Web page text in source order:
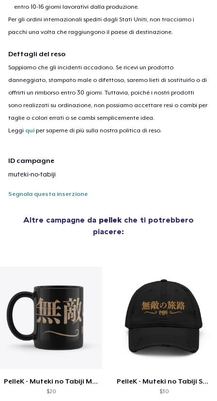
entro 10-16 giorni lavorativi dalla produzione.
Per gli ordini internazionali spediti dagli Stati Uniti, non tracciamo i
pacchi una volta che raggiungono il paese di destinazione.
Dettagli del reso
Sappiamo che gli incidenti accadono. Se ricevi un prodotto
danneggiato, stampato male o difettoso, saremo lieti di sostituirlo o di
offrirti un rimborso entro 30 giorni. Tuttavia, poiché i nostri prodotti
sono realizzati su ordinazione, non possiamo accettare resi o cambi per
taglie o colori errati o se cambi semplicemente idea.
Leggi qui per saperne di più sulla nostra politica di reso.
ID campagne
muteki-no-tabiji
Segnala questa inserzione
Altre campagne da pellek che ti potrebbero
piacere:
PelleK - Muteki no Tabiji Mug
$20
PelleK - Muteki no Tabiji Snapback
$30